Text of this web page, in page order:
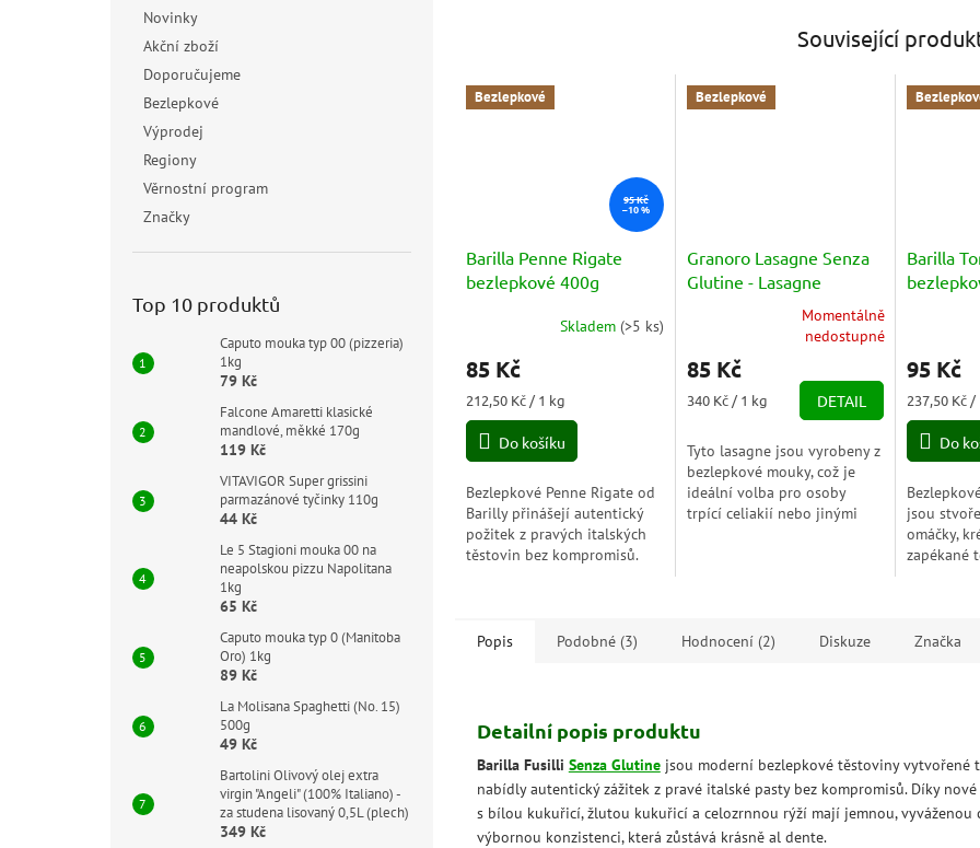
Novinky
Akční zboží
Doporučujeme
Bezlepkové
Výprodej
Regiony
Věrnostní program
Značky
Top 10 produktů
Caputo mouka typ 00 (pizzeria)
1kg
79 Kč
Falcone Amaretti klasické
mandlové, měkké 170g
119 Kč
VITAVIGOR Super grissini
parmazánové tyčinky 110g
44 Kč
Le 5 Stagioni mouka 00 na
neapolskou pizzu Napolitana
1kg
65 Kč
Caputo mouka typ 0 (Manitoba
Oro) 1kg
89 Kč
La Molisana Spaghetti (No. 15)
500g
49 Kč
Bartolini Olivový olej extra
virgin "Angeli" (100% Italiano) -
za studena lisovaný 0,5L (plech)
349 Kč
Související
Bezlepkové
95 Kč
–10 %
Barilla Penne Rigate
bezlepkové 400g
Skladem (>5 ks)
85 Kč
Měrná
cena:
212,50 Kč / 1 kg
Do košíku
Bezlepkové Penne Rigate od
Barilly přinášejí autentický
požitek z pravých italských
těstovin bez kompromisů.
Bezlepkové
Granoro Lasagne Senza
Glutine - Lasagne
bezlepkové 250g
produktu
5,0
5
hvězdiček.
Momentálně
nedostupné
85 Kč
Měrná
340 Kč / 1 kg DETAIL
Tyto lasagne jsou vyrobeny z
bezlepkové mouky, což je
ideální volba pro osoby
trpící celiakií nebo jinými
Barilla
produktu
5,0
5
95 Kč
Měrná
cena:
237,50 Kč /
Do
jsou
omáčky,
zapékané
Popis
Podobné (3) Hodnocení (2) Diskuze Značka
Detailní popis produktu
Barilla Fusilli Senza Glutinejsou moderní bezlepkové těstoviny vytvořené
nabídly autentický zážitek z pravé italské pasty bez kompromisů. Díky
s bílou kukuřicí, žlutou kukuřicí a celozrnnou rýží mají jemnou, vyváženou
výbornou konzistenci, která zůstává krásně al dente.